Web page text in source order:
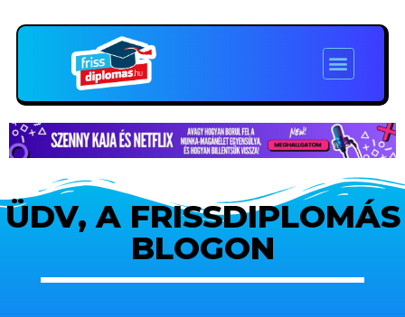
ÜDV, A FRISSDIPLOMÁS
BLOGON